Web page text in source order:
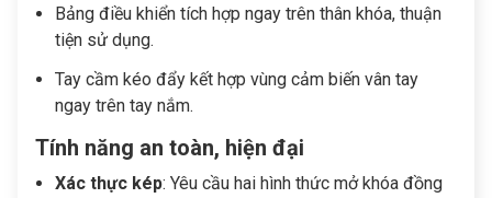
Bảng điều khiển tích hợp ngay trên thân khóa, thuận
tiện sử dụng.
Tay cầm kéo đẩy kết hợp vùng cảm biến vân tay
ngay trên tay nắm.
Tính năng an toàn, hiện đại
Xác thực kép: Yêu cầu hai hình thức mở khóa đồng